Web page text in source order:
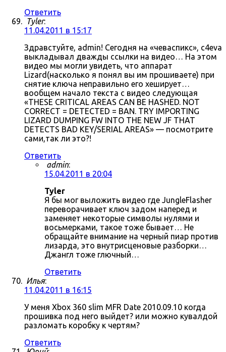
Ответить
Tyler:
11.04.2011 в 15:17
Здравстуйте, admin! Сегодня на «чеваспикс», c4eva
выкладывал дважды ссылки на видео… На этом
видео мы могли увидеть, что аппарат
Lizard(насколько я понял вы им прошиваете) при
снятие ключа неправильно его хеширует…
вообщем начало текста с видео следующая
«THESE CRITICAL AREAS CAN BE HASHED. NOT
CORRECT = DETECTED = BAN. TRY IMPORTING
LIZARD DUMPING FW INTO THE NEW JF THAT
DETECTS BAD KEY/SERIAL AREAS» — посмотрите
сами,так ли это?!
Ответить
admin:
15.04.2011 в 20:04
Tyler
Я бы мог выложить видео где JungleFlasher
переворачивает ключ задом наперед и
заменяет некоторые символы нулями и
восьмерками, такое тоже бывает… Не
обращайте внимание на черный пиар против
лизарда, это внутрисценовые разборки…
Джангл тоже глючный…
Ответить
Илья:
11.04.2011 в 16:15
У меня Xbox 360 slim MFR Date 2010.09.10 когда
прошивка под него выйдет? или можно кувалдой
разломать коробку к чертям?
Ответить